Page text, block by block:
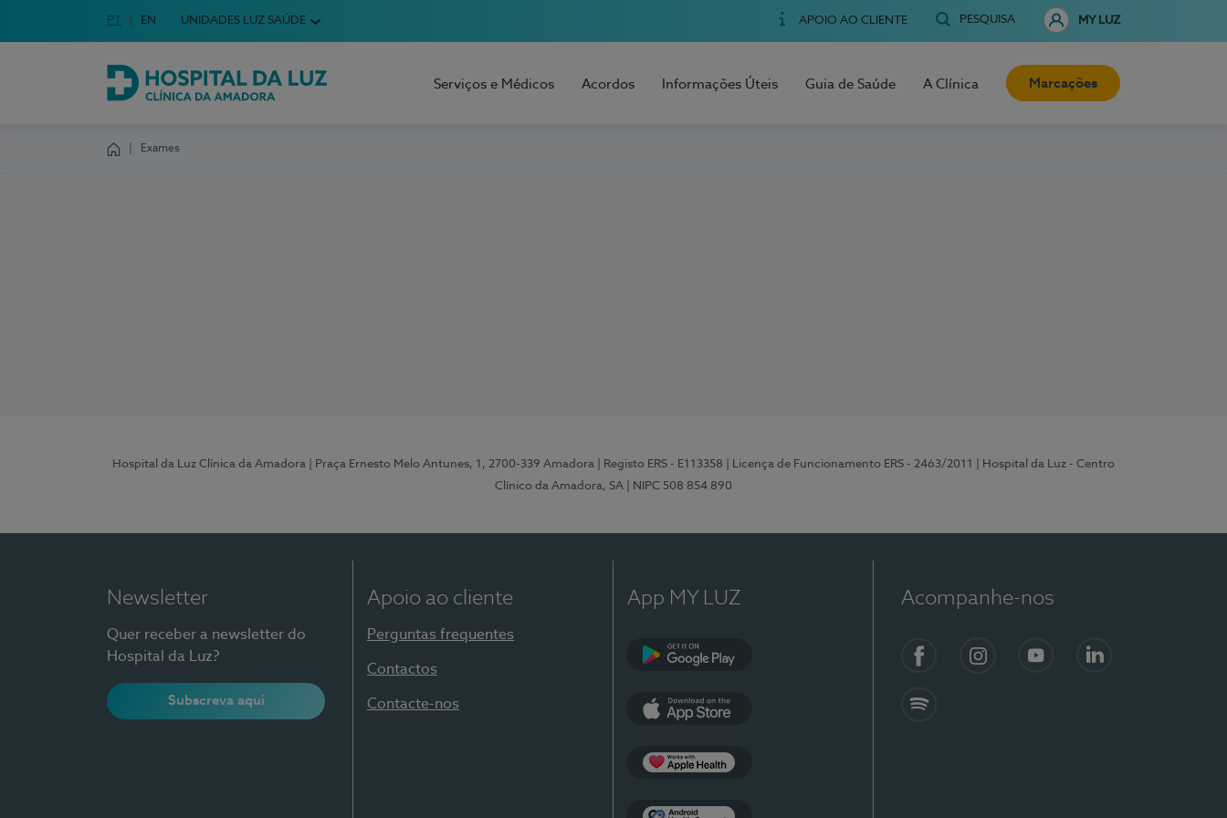
Escolha o seu idioma
Idioma em Português
PT English Language
EN UNIDADES LUZ SAÚDE APOIO AO CLIENTE PESQUISA MY LUZ
Hospital da Luz Clínica da Amadora
Serviços e Médicos Acordos Informações Úteis Guia de Saúde A Clínica Marcações
Exames
Hospital da Luz Clínica da Amadora | Praça Ernesto Melo Antunes, 1, 2700-339 Amadora | Registo ERS - E113358 | Licença de Funcionamento ERS - 2463/2011
| Hospital da Luz - Centro
Clínico da Amadora, SA
| NIPC 508 854 890
Newsletter
Quer receber a newsletter do
Hospital da Luz?
Subscreva aqui
Apoio ao cliente
Perguntas frequentes
Contactos
Contacte-nos
App MY LUZ Acompanhe-nos